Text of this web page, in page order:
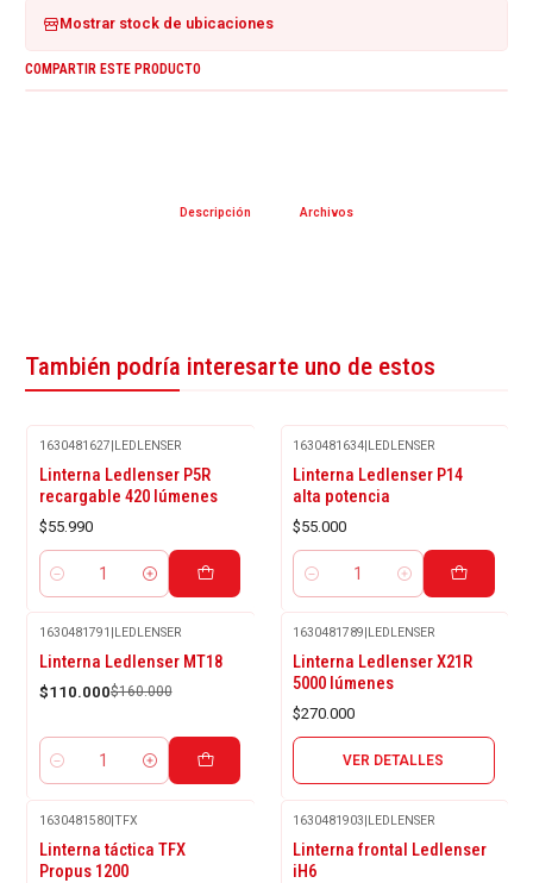
Mostrar stock de ubicaciones
COMPARTIR ESTE PRODUCTO
Descripción Archivos
También podría interesarte uno de estos
1630481627|LEDLENSER
Linterna Ledlenser P5R
recargable 420 lúmenes
$55.990
Cantidad
1630481634|LEDLENSER
Linterna Ledlenser P14
alta potencia
$55.000
Cantidad
-31%
OFF
1630481791 LEDLENSER
Linterna Ledlenser MT18
$110.000$160.000
Cantidad
1630481789 LEDLENSER
Linterna Ledlenser X21R
5000 lúmenes
$270.000
VER DETALLES
1630481580|TFX
Linterna táctica TFX
Propus 1200
1630481903|LEDLENSER
Linterna frontal Ledlenser
iH6